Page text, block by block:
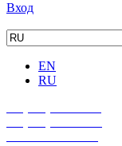
Вход
EN
RU